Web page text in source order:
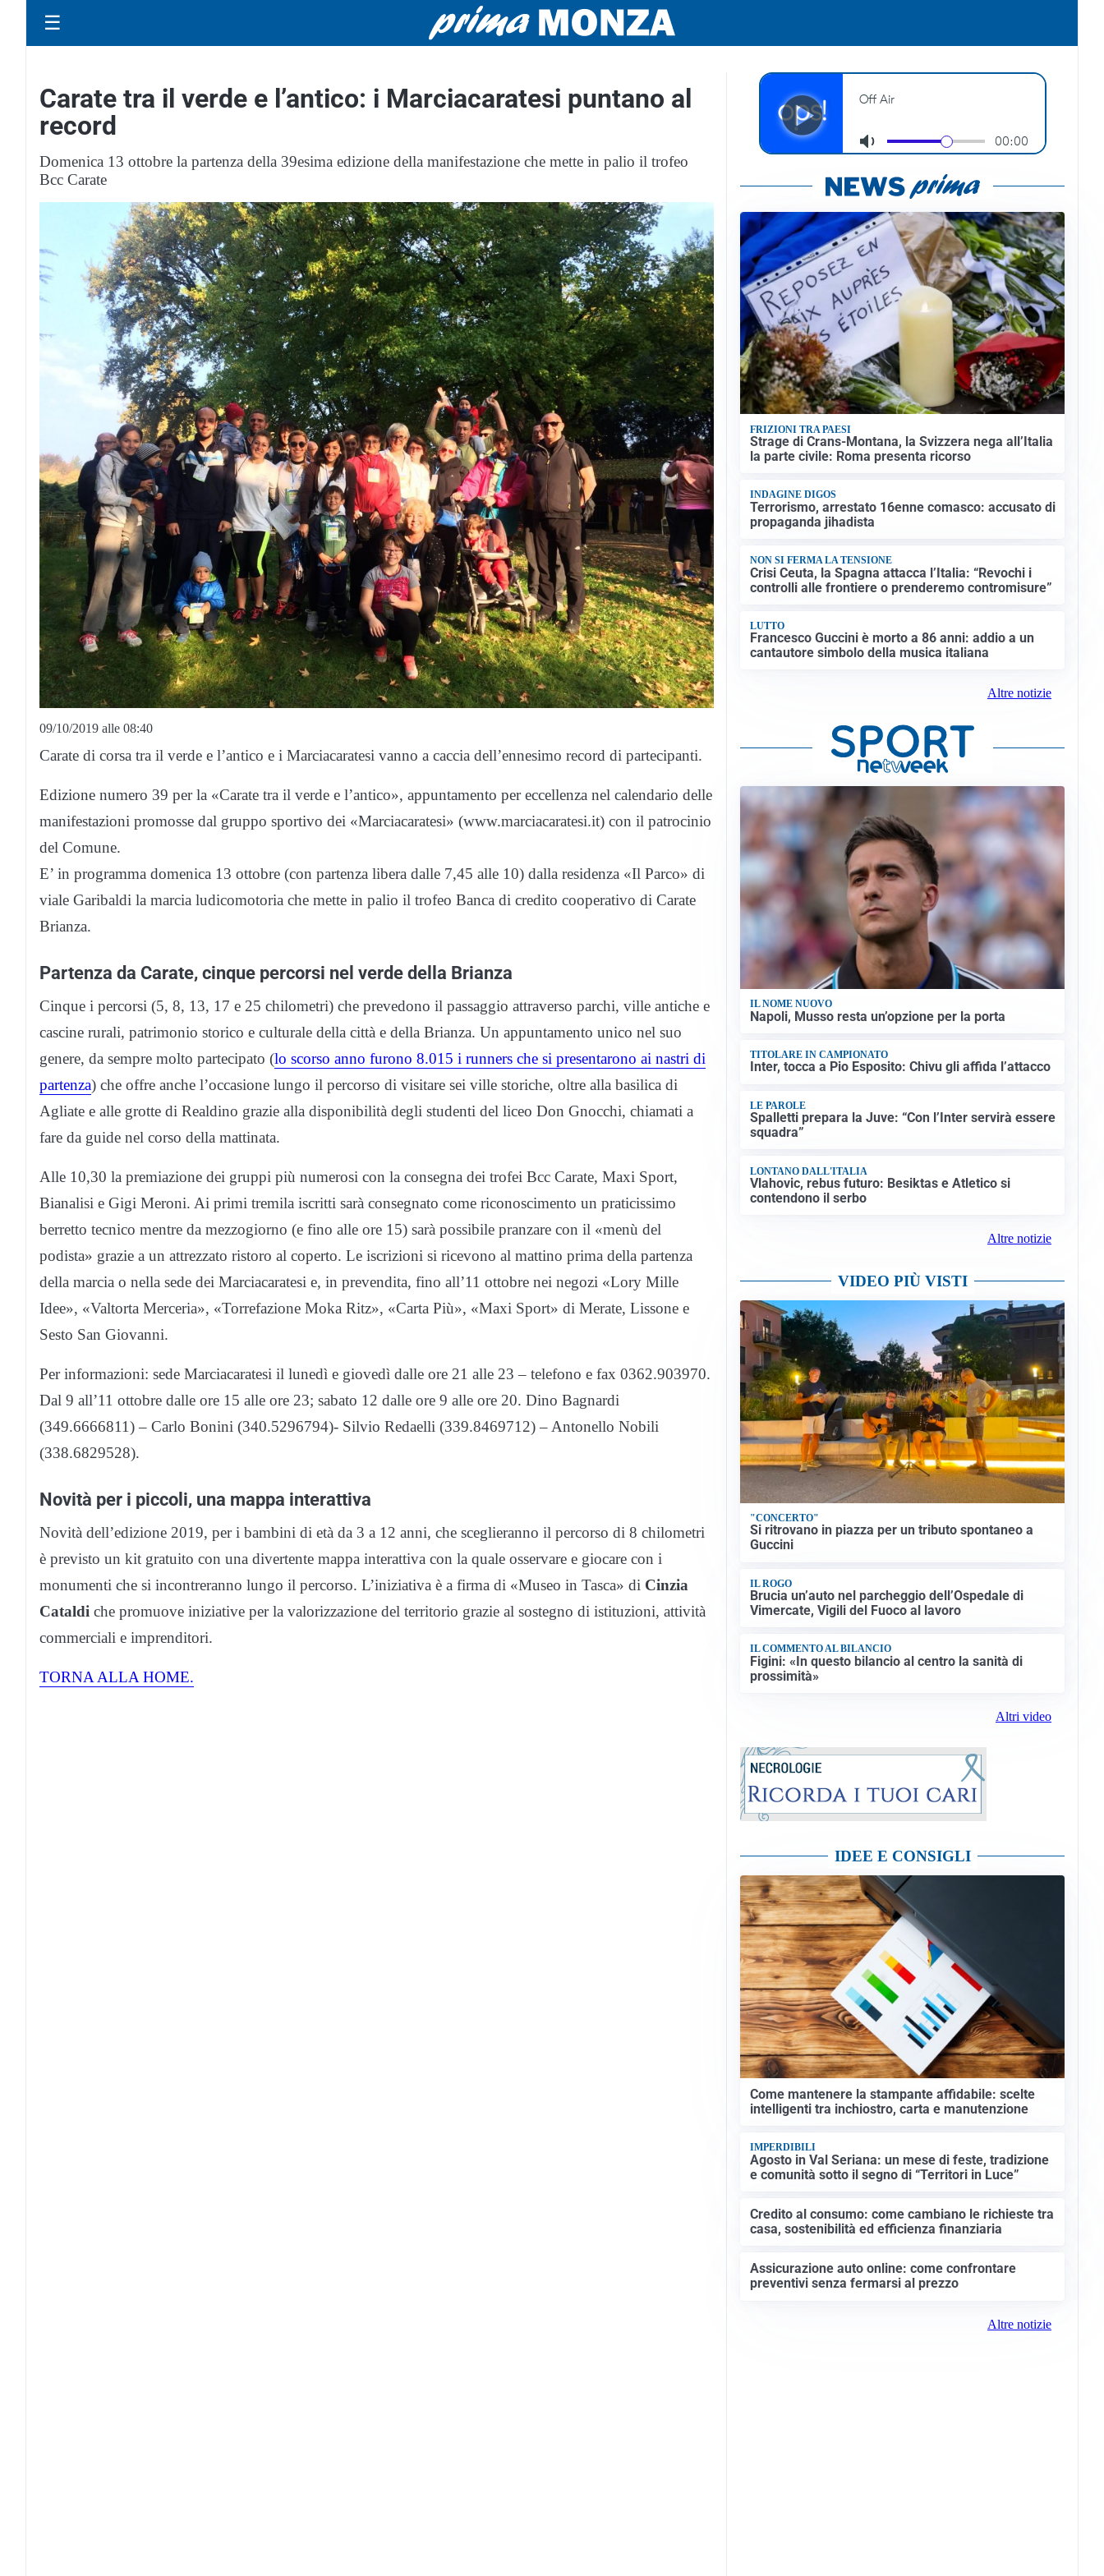
☰
Carate tra il verde e l’antico: i Marciacaratesi puntano al
record
Domenica 13 ottobre la partenza della 39esima edizione della manifestazione che mette in palio il trofeo
Bcc Carate
09/10/2019 alle 08:40
Carate di corsa tra il verde e l’antico e i Marciacaratesi vanno a caccia dell’ennesimo record di partecipanti.
Edizione numero 39 per la «Carate tra il verde e l’antico», appuntamento per eccellenza nel calendario delle
manifestazioni promosse dal gruppo sportivo dei «Marciacaratesi» (www.marciacaratesi.it) con il patrocinio
del Comune.
E’ in programma domenica 13 ottobre (con partenza libera dalle 7,45 alle 10) dalla residenza «Il Parco» di
viale Garibaldi la marcia ludicomotoria che mette in palio il trofeo Banca di credito cooperativo di Carate
Brianza.
Partenza da Carate, cinque percorsi nel verde della Brianza
Cinque i percorsi (5, 8, 13, 17 e 25 chilometri) che prevedono il passaggio attraverso parchi, ville antiche e
cascine rurali, patrimonio storico e culturale della città e della Brianza. Un appuntamento unico nel suo
genere, da sempre molto partecipato (lo scorso anno furono 8.015 i runners che si presentarono ai nastri di
partenza) che offre anche l’occasione lungo il percorso di visitare sei ville storiche, oltre alla basilica di
Agliate e alle grotte di Realdino grazie alla disponibilità degli studenti del liceo Don Gnocchi, chiamati a
fare da guide nel corso della mattinata.
Alle 10,30 la premiazione dei gruppi più numerosi con la consegna dei trofei Bcc Carate, Maxi Sport,
Bianalisi e Gigi Meroni. Ai primi tremila iscritti sarà consegnato come riconoscimento un praticissimo
berretto tecnico mentre da mezzogiorno (e fino alle ore 15) sarà possibile pranzare con il «menù del
podista» grazie a un attrezzato ristoro al coperto. Le iscrizioni si ricevono al mattino prima della partenza
della marcia o nella sede dei Marciacaratesi e, in prevendita, fino all’11 ottobre nei negozi «Lory Mille
Idee», «Valtorta Merceria», «Torrefazione Moka Ritz», «Carta Più», «Maxi Sport» di Merate, Lissone e
Sesto San Giovanni.
Per informazioni: sede Marciacaratesi il lunedì e giovedì dalle ore 21 alle 23 – telefono e fax 0362.903970.
Dal 9 all’11 ottobre dalle ore 15 alle ore 23; sabato 12 dalle ore 9 alle ore 20. Dino Bagnardi
(349.6666811) – Carlo Bonini (340.5296794)- Silvio Redaelli (339.8469712) – Antonello Nobili
(338.6829528).
Novità per i piccoli, una mappa interattiva
Novità dell’edizione 2019, per i bambini di età da 3 a 12 anni, che sceglieranno il percorso di 8 chilometri
è previsto un kit gratuito con una divertente mappa interattiva con la quale osservare e giocare con i
monumenti che si incontreranno lungo il percorso. L’iniziativa è a firma di «Museo in Tasca» di Cinzia
Cataldi che promuove iniziative per la valorizzazione del territorio grazie al sostegno di istituzioni, attività
commerciali e imprenditori.
TORNA ALLA HOME.
FRIZIONI TRA PAESI
Strage di Crans-Montana, la Svizzera nega all’Italia
la parte civile: Roma presenta ricorso
INDAGINE DIGOS
Terrorismo, arrestato 16enne comasco: accusato di
propaganda jihadista
NON SI FERMA LA TENSIONE
Crisi Ceuta, la Spagna attacca l’Italia: “Revochi i
controlli alle frontiere o prenderemo contromisure”
LUTTO
Francesco Guccini è morto a 86 anni: addio a un
cantautore simbolo della musica italiana
Altre notizie
IL NOME NUOVO
Napoli, Musso resta un’opzione per la porta
TITOLARE IN CAMPIONATO
Inter, tocca a Pio Esposito: Chivu gli affida l’attacco
LE PAROLE
Spalletti prepara la Juve: “Con l’Inter servirà essere
squadra”
LONTANO DALL'ITALIA
Vlahovic, rebus futuro: Besiktas e Atletico si
contendono il serbo
Altre notizie
VIDEO PIÙ VISTI
"CONCERTO"
Si ritrovano in piazza per un tributo spontaneo a
Guccini
IL ROGO
Brucia un’auto nel parcheggio dell’Ospedale di
Vimercate, Vigili del Fuoco al lavoro
IL COMMENTO AL BILANCIO
Figini: «In questo bilancio al centro la sanità di
prossimità»
Altri video
IDEE E CONSIGLI
Come mantenere la stampante affidabile: scelte
intelligenti tra inchiostro, carta e manutenzione
IMPERDIBILI
Agosto in Val Seriana: un mese di feste, tradizione
e comunità sotto il segno di “Territori in Luce”
Credito al consumo: come cambiano le richieste tra
casa, sostenibilità ed efficienza finanziaria
Assicurazione auto online: come confrontare
preventivi senza fermarsi al prezzo
Altre notizie